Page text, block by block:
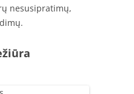
nesusipratimų,